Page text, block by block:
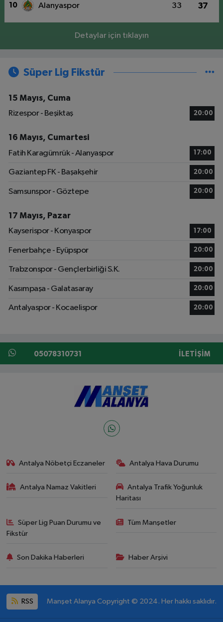
10 Alanyaspor 33 37
Detaylar için tıklayın
Süper Lig Fikstür
15 Mayıs, Cuma
Rizespor - Beşiktaş
20:00
16 Mayıs, Cumartesi
Fatih Karagümrük - Alanyaspor
17:00
Gaziantep FK - Başakşehir 20:00
Samsunspor - Göztepe 20:00
17 Mayıs, Pazar
Kayserispor - Konyaspor
17:00
Fenerbahçe - Eyüpspor 20:00
Trabzonspor - Gençlerbirliği S.K. 20:00
Kasımpaşa - Galatasaray 20:00
Antalyaspor - Kocaelispor 20:00
05078310731 İLETIŞIM
Antalya Nöbetçi Eczaneler Antalya Hava Durumu
Antalya Namaz Vakitleri
Antalya Trafik Yoğunluk
Haritası
Süper Lig Puan Durumu ve
Fikstür
Tüm Manşetler
Son Dakika Haberleri Haber Arşivi
RSS Manşet Alanya Copyright © 2024. Her hakkı saklıdır.